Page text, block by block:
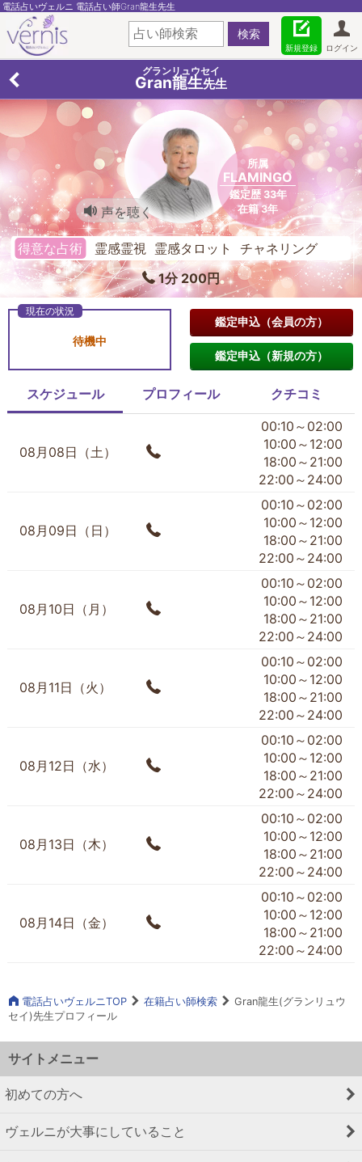
電話占いヴェルニ 電話占い師Gran龍生先生
ログイン
新規登録
グランリュウセイ
Gran龍生先生
所属
FLAMINGO
鑑定歴 33年
在籍 3年
声を聴く
得意な占術
霊感霊視 霊感タロット チャネリング
1分 200円
待機中
鑑定申込（会員の方）
鑑定申込（新規の方）
スケジュール プロフィール クチコミ
08月08日（土）
00:10～02:00
10:00～12:00
18:00～21:00
22:00～24:00
08月09日（日）
00:10～02:00
10:00～12:00
18:00～21:00
22:00～24:00
08月10日（月）
00:10～02:00
10:00～12:00
18:00～21:00
22:00～24:00
08月11日（火）
00:10～02:00
10:00～12:00
18:00～21:00
22:00～24:00
08月12日（水）
00:10～02:00
10:00～12:00
18:00～21:00
22:00～24:00
08月13日（木）
00:10～02:00
10:00～12:00
18:00～21:00
22:00～24:00
08月14日（金）
00:10～02:00
10:00～12:00
18:00～21:00
22:00～24:00
電話占いヴェルニTOP 在籍占い師検索
Gran龍生(グランリュウ
セイ)先生プロフィール
サイトメニュー
初めての方へ
ヴェルニが大事にしていること